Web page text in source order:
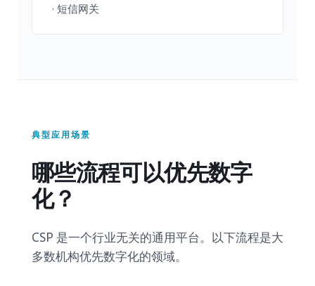
· 短信网关
典型应用场景
哪些流程可以优先数字
化？
CSP 是一个行业无关的通用平台。以下流程是大
多数机构优先数字化的领域。